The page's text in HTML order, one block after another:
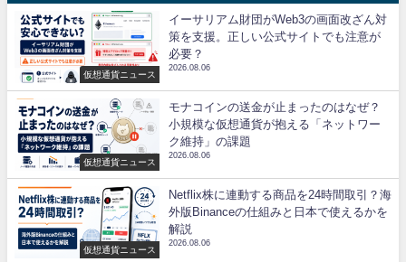
仮想通貨ニュース
イーサリアム財団がWeb3の画面改ざん対
策を支援。正しい公式サイトでも注意が
必要？
2026.08.06
仮想通貨ニュース
モナコインの送金が止まったのはなぜ？
小規模な仮想通貨が抱える「ネットワー
ク維持」の課題
2026.08.06
仮想通貨ニュース
Netflix株に連動する商品を24時間取引？海
外版Binanceの仕組みと日本で使えるかを
解説
2026.08.06